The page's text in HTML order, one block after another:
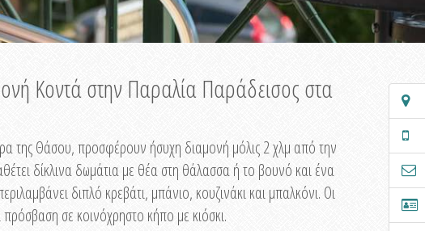
Κοντά στην Παραλία Παράδεισος στα
της Θάσου, προσφέρουν ήσυχη διαμονή μόλις 2 χλμ από την
δίκλινα δωμάτια με θέα στη θάλασσα ή το βουνό και ένα
διπλό κρεβάτι, μπάνιο, κουζινάκι και μπαλκόνι. Οι
σε κοινόχρηστο κήπο με κιόσκι.